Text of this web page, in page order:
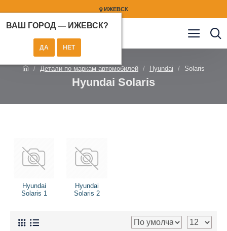
ИЖЕВСК
ВАШ ГОРОД — ИЖЕВСК?
Детали по маркам автомобилей Hyundai Solaris
Hyundai Solaris
Hyundai
Solaris 1
Hyundai
Solaris 2